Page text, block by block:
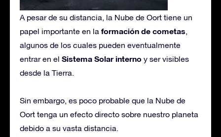
A pesar de su distancia, la Nube de Oort tiene un
papel importante en la formación de cometas,
algunos de los cuales pueden eventualmente
entrar en el Sistema Solar interno y ser visibles
desde la Tierra.
Sin embargo, es poco probable que la Nube de
Oort tenga un efecto directo sobre nuestro planeta
debido a su vasta distancia.